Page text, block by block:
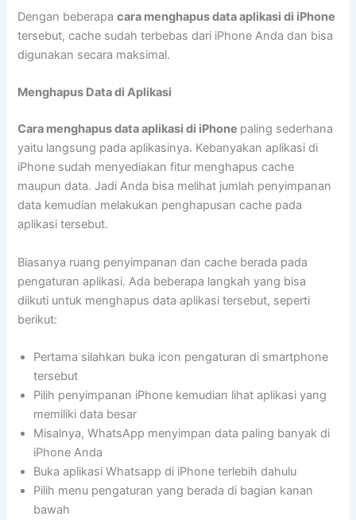
Dengan beberapacara menghapus data aplikasi di iPhone
tersebut, cache sudah terbebas dari iPhone Anda dan bisa
digunakan secara maksimal.
Menghapus Data di Aplikasi
Cara menghapus data aplikasi di iPhone paling sederhana
yaitu langsung pada aplikasinya. Kebanyakan aplikasi di
iPhone sudah menyediakan fitur menghapus cache
maupun data. Jadi Anda bisa melihat jumlah penyimpanan
data kemudian melakukan penghapusan cache pada
aplikasi tersebut.
Biasanya ruang penyimpanan dan cache berada pada
pengaturan aplikasi. Ada beberapa langkah yang bisa
diikuti untuk menghapus data aplikasi tersebut, seperti
berikut:
Pertama silahkan buka icon pengaturan di smartphone
tersebut
Pilih penyimpanan iPhone kemudian lihat aplikasi yang
memiliki data besar
Misalnya, WhatsApp menyimpan data paling banyak di
iPhone Anda
Buka aplikasi Whatsapp di iPhone terlebih dahulu
Pilih menu pengaturan yang berada di bagian kanan
bawah